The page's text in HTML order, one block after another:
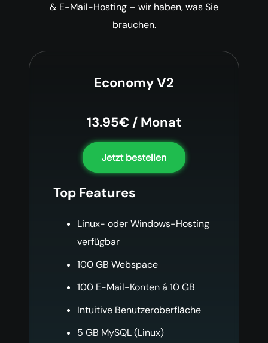
& E-Mail-Hosting – wir haben, was Sie
brauchen.
Economy V2
13.95€ / Monat
Jetzt bestellen
Top Features
Linux- oder Windows-Hosting
verfügbar
100 GB Webspace
100 E-Mail-Konten á 10 GB
Intuitive Benutzeroberfläche
5 GB MySQL (Linux)